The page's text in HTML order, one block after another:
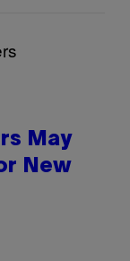
May
New